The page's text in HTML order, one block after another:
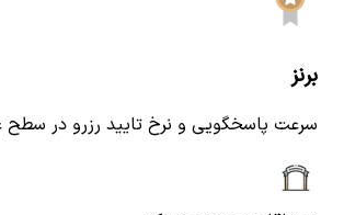
برنز
سرعت پاسخگویی و نرخ تایید رزرو در سطح